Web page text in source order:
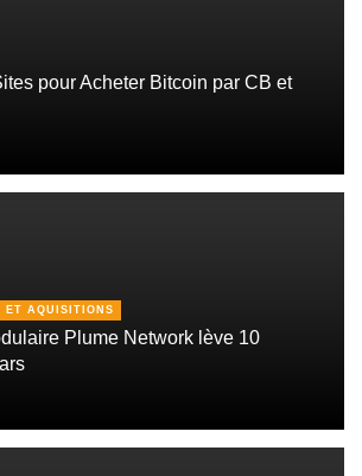
pour Acheter Bitcoin par CB et
ET AQUISITIONS
Plume Network lève 10